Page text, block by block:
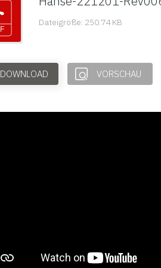
Dateigröße: 250.74 KB
DOWNLOAD VORSCHAU